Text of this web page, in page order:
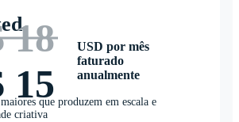
18
15
USD por mês
faturado
anualmente
que produzem em escala e
criativa